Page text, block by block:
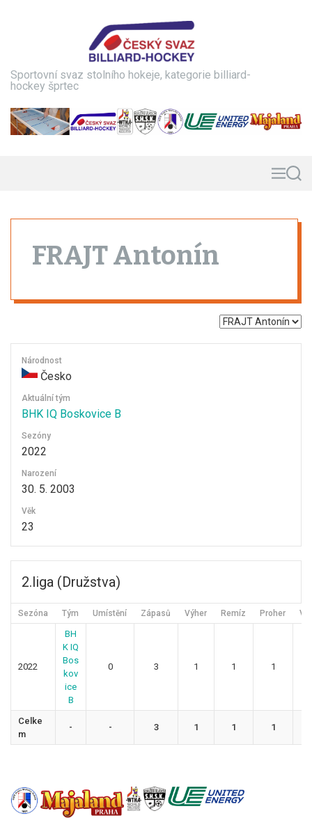
Sportovní svaz stolního hokeje, kategorie billiard-
hockey šprtec
MS
FRAJT Antonín
Národnost
Česko
Aktuální tým
BHK IQ Boskovice B
Sezóny
2022
Narození
30. 5. 2003
Věk
23
2.liga (Družstva)
Sezóna Tým Umístění Zápasů Výher Remíz Proher
2022
BH
K IQ
Bos
kov
ice
B
0 3 1 1 1
Celke
m
- - 3 1 1 1